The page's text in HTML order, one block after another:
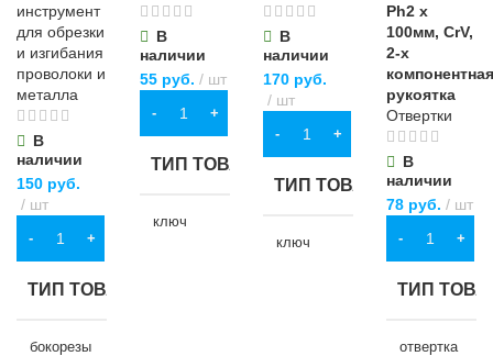
инструмент
для обрезки
и изгибания
проволоки и
металла
В
наличии
150 руб.
шт
В КОРЗИНУ
ТИП ТОВАРА
бокорезы
В
наличии
55 руб. шт
В КОРЗИНУ
ТИП ТОВАРА
ключ
В
наличии
170 руб.
шт
В КОРЗИНУ
ТИП ТОВАРА
ключ
комбинированный
Ph2 х
100мм, CrV,
2-х
компонентная
рукоятка
Отвертки
В
наличии
78 руб. шт
В КОРЗИНУ
ТИП
отвертка